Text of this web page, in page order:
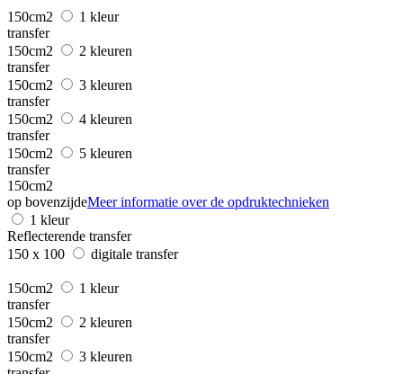
150cm2
1 kleur
transfer
150cm2
2 kleuren
transfer
150cm2
3 kleuren
transfer
150cm2
4 kleuren
transfer
150cm2
5 kleuren
transfer
150cm2
op bovenzijdeMeer informatie over de opdruktechnieken
1 kleur
Reflecterende transfer
150 x 100
digitale transfer
150cm2
1 kleur
transfer
150cm2
2 kleuren
transfer
150cm2
3 kleuren